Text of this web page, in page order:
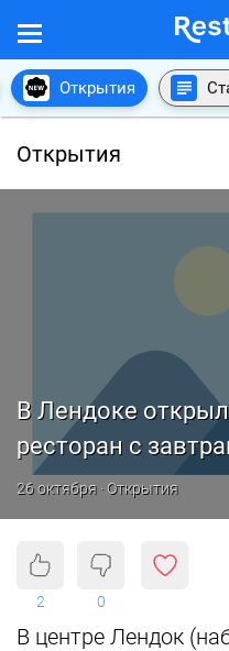
Открытия
Открытия
В Лендоке
ресторан с
26 октября · Открытия
2 0
В центре Лендок